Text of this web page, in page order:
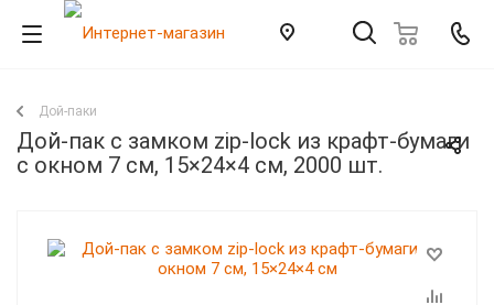
Дой-паки
Дой-пак с замком zip-lock из крафт-бумаги
с окном 7 см, 15×24×4 cм, 2000 шт.